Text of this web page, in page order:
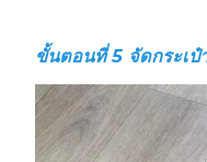
ขั้นตอนที่ 5 จัดกระเป๋